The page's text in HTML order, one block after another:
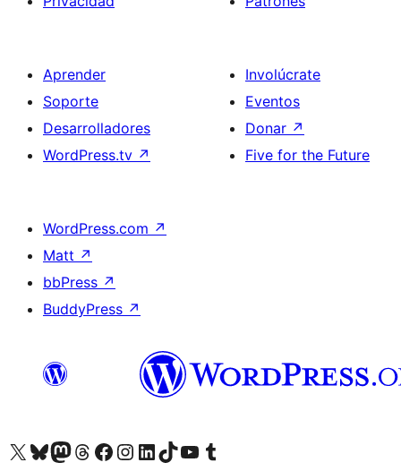
Aprender
Soporte
Desarrolladores
WordPress.tv ↗
Involúcrate
Eventos
Donar ↗
Five for the Future
WordPress.com ↗
Matt ↗
bbPress ↗
BuddyPress ↗
Visita nuestra cuenta de X (anteriormente Twitter)
Visita nuestra cuenta de Bluesky
Visita nuestra cuenta de Mastodon
Visita nuestra cuenta de Threads
Visita nuestra página de Facebook
Visita nuestra cuenta de Instagram
Visita nuestra cuenta de LinkedIn
Visita nuestra cuenta de TikTok
Visita nuestro canal de YouTube
Visita nuestra cuenta de Tumblr